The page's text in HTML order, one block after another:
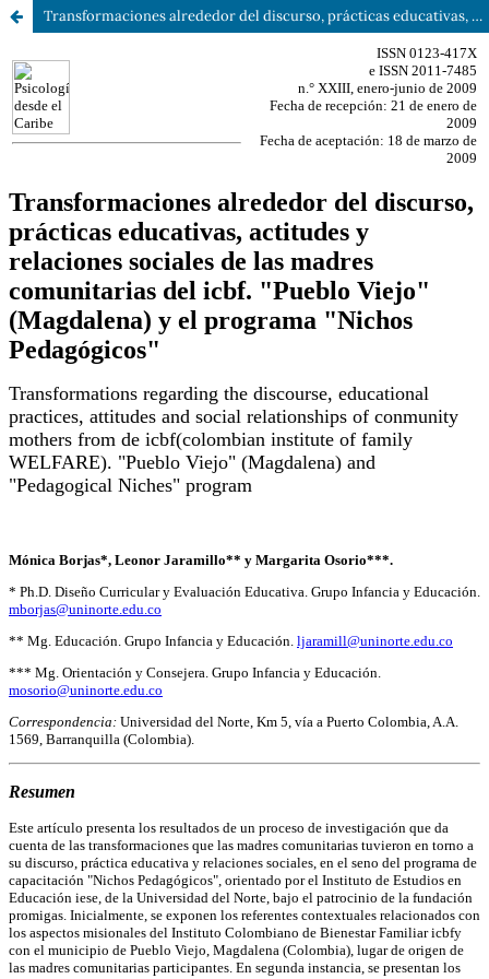
Transformaciones alrededor del discurso, prácticas educativas, actitudes y relaciones sociales de las madres comunitarias del icbf